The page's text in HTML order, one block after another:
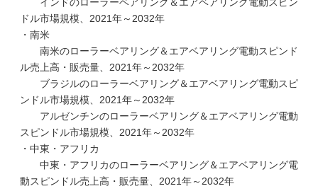
ドル市場規模、2021年～2032年
・南米
南米のローラーベアリング＆エアベアリング電動スピンド
ル売上高・販売量、2021年～2032年
ブラジルのローラーベアリング＆エアベアリング電動スピ
ンドル市場規模、2021年～2032年
アルゼンチンのローラーベアリング＆エアベアリング電動
スピンドル市場規模、2021年～2032年
・中東・アフリカ
中東・アフリカのローラーベアリング＆エアベアリング電
動スピンドル売上高・販売量、2021年～2032年